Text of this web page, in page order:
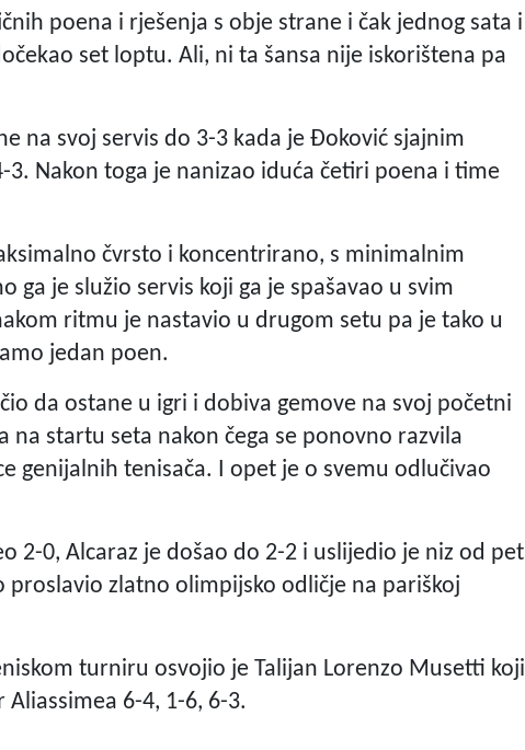
poena i rješenja s obje strane i čak jednog sata i
set loptu. Ali, ni ta šansa nije iskorištena pa
na svoj servis do 3-3 kada je Đoković sjajnim
Nakon toga je nanizao iduća četiri poena i time
čvrsto i koncentrirano, s minimalnim
ga je služio servis koji ga je spašavao u svim
ritmu je nastavio u drugom setu pa je tako u
jedan poen.
da ostane u igri i dobiva gemove na svoj početni
na startu seta nakon čega se ponovno razvila
genijalnih tenisača. I opet je o svemu odlučivao
2-0, Alcaraz je došao do 2-2 i uslijedio je niz od pet
proslavio zlatno olimpijsko odličje na pariškoj
turniru osvojio je Talijan Lorenzo Musetti koji
6-4, 1-6, 6-3.